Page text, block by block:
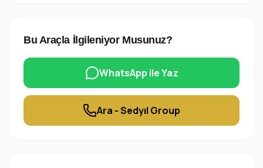
Bu Araçla İlgileniyor Musunuz?
WhatsApp ile Yaz
Ara - Sedyıl Group